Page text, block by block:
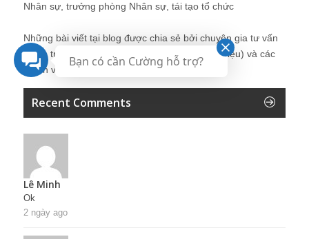
Nhân sự, trưởng phòng Nhân sự, tái tạo tổ chức
Những bài viết tại blog được chia sẻ bởi chuyên gia tư vấn
Quản trị Nhân sự Nguyễn Hùng Cường (
giới thiệu) và các
thành viên khác trong cộng đồng Nhân sự.
Recent Comments
Lê Minh
Ok
2 ngày ago
Bạn có cần Cường hỗ trợ?